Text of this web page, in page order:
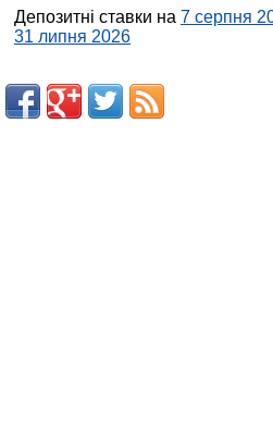
Депозитні ставки на 7 серпня
31 липня 2026